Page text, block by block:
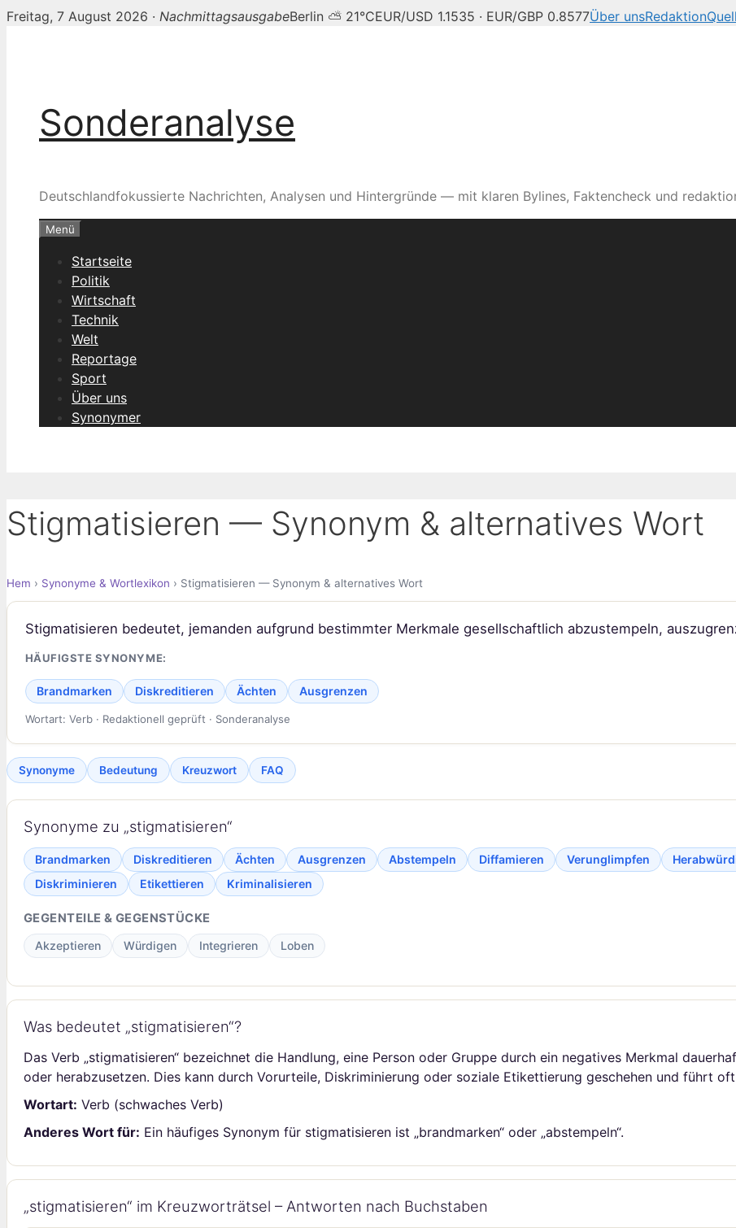
Freitag, 7 August 2026 · NachmittagsausgabeBerlin ⛅ 21°CEUR/USD 1.1535 · EUR/GBP 0.8577Über unsRedaktion
Sonderanalyse
Deutschlandfokussierte Nachrichten, Analysen und Hintergründe — mit klaren Bylines, Faktencheck und
Menü
Startseite
Politik
Wirtschaft
Technik
Welt
Reportage
Sport
Über uns
Synonymer
Stigmatisieren — Synonym & alternatives Wort
Hem › Synonyme & Wortlexikon › Stigmatisieren — Synonym & alternatives Wort
Stigmatisieren bedeutet, jemanden aufgrund bestimmter Merkmale gesellschaftlich abzustempeln,
HÄUFIGSTE SYNONYME:
Brandmarken Diskreditieren Ächten Ausgrenzen
Wortart: Verb · Redaktionell geprüft · Sonderanalyse
Synonyme Bedeutung Kreuzwort FAQ
Synonyme zu „stigmatisieren“
Brandmarken Diskreditieren Ächten Ausgrenzen Abstempeln Diffamieren Verunglimpfen
Diskriminieren
Etikettieren Kriminalisieren
GEGENTEILE & GEGENSTÜCKE
Akzeptieren Würdigen Integrieren Loben
Was bedeutet „stigmatisieren“?
Das Verb „stigmatisieren“ bezeichnet die Handlung, eine Person oder Gruppe durch ein negatives Merkmal
oder herabzusetzen. Dies kann durch Vorurteile, Diskriminierung oder soziale Etikettierung geschehen und führt
Wortart: Verb (schwaches Verb)
Anderes Wort für: Ein häufiges Synonym für stigmatisieren ist „brandmarken“ oder „abstempeln“.
„stigmatisieren“ im Kreuzworträtsel – Antworten nach Buchstaben